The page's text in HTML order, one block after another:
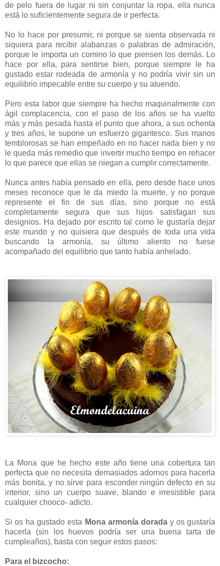
de pelo fuera de lugar ni sin conjuntar la ropa, ella nunca
está lo suficientemente segura de ir perfecta.
No lo hace por presumir, ni porque se sienta observada ni
siquiera para recibir alabanzas o palabras de admiración,
porque le importa un comino lo que piensen los demás. Lo
hace por ella, para sentirse bien, porque siempre le ha
gustado estar rodeada de armonía y no podría vivir sin un
equilibrio impecable entre su cuerpo y su atuendo.
Pero esta labor que siempre ha hecho maquinalmente con
ágil complacencia, con el paso de los años se ha vuelto
más y más pesada hasta el punto que ahora, a sus ochenta
y tres años, le supone un esfuerzo gigantesco. Sus manos
temblorosas se han empeñado en no hacer nada bien y no
le queda más remedio que invertir mucho tiempo en rehacer
lo que parece que ellas se niegan a cumplir correctamente.
Nunca antes había pensado en ella, pero desde hace unos
meses reconoce que le da miedo la muerte, y no porque
represente el fin de sus días, sino porque no está
completamente segura que sus hijos satisfagan sus
designios. Ha dejado por escrito tal como le gustaría dejar
este mundo y no quisiera que después de toda una vida
buscando la armonía, su último aliento no fuese
acompañado del equilibrio que tanto había anhelado.
La Mona que he hecho este año tiene una cobertura tan
perfecta que no necesita demasiados adornos para hacerla
más bonita, y no sirve para esconder ningún defecto en su
interior, sino un cuerpo suave, blando e irresistible para
cualquier chooco- adicto.
Si os ha gustado esta Mona armonía dorada y os gustaría
hacerla (sin los huevos podría ser una buena tarta de
cumpleaños), basta con seguir estos pasos:
Para el bizcocho: